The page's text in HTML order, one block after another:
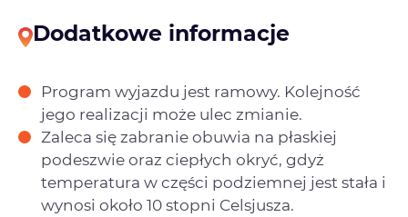
Dodatkowe informacje
Program wyjazdu jest ramowy. Kolejność
jego realizacji może ulec zmianie.
Zaleca się zabranie obuwia na płaskiej
podeszwie oraz ciepłych okryć, gdyż
temperatura w części podziemnej jest stała i
wynosi około 10 stopni Celsjusza.